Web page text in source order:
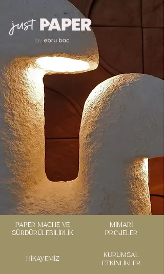
PAPER MACHE VE
SÜRDÜRÜLEBİLİRLİK
MİMARİ
PROJELER
HİKAYEMİZ
KURUMSAL
ETKİNLİKLER